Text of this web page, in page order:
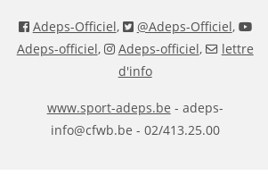
Adeps-Officiel, @Adeps-Officiel,
Adeps-officiel, Adeps-officiel,
lettre
d'info
www.sport-adeps.be - adeps-
info@cfwb.be - 02/413.25.00